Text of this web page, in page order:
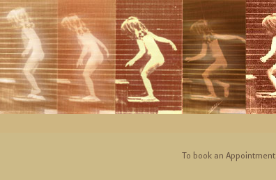
To book an Ap­point­ment